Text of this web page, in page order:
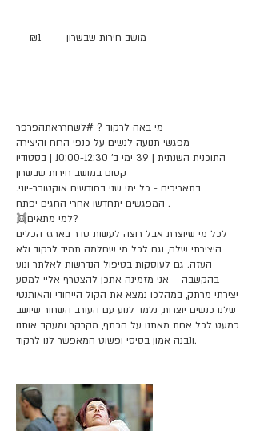
new₪1 מושב חירות שבשרון
מי באה לרקוד ? #לשחרראתהפרפר
מפגשי תנועה לנשים על כנפי הרוח והיצירה
התוכנית השנתית | 39 ימי ב' 10:00-12:30 | בסטודיו
קסום במושב חירות שבשרון
בתאריכים - כל ימי שני בחודשים אוקטובר-יוני.
המפגשים יתחדשו אחרי החגים יפתח .
👯למי מתאים?
לכל מי שיוצרת אבל רוצה לעשות סדר בארגז הכלים
היצירתי שלה, וגם לכל מי שחלמה תמיד לרקוד ולא
העזה. גם לעוסקות בטיפול הנדרשות לאלתר ונוע
בהקשבה – אני מזמינה אתכן להצטרף אליי למסע
יצירתי מרתק, במהלכו נמצא את הקול הייחודי והאותנטי
שלנו כנשים יוצרות, נלמד לנוע עם העורב השחור שיושב
כמעט לכל אחת מאתנו על הכתף, מקרקר ומעקב אותנו
ונבנה אמון בסיסי ופשוט המאפשר לנו לרקוד.